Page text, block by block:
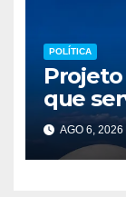
POLÍTICA
que
atuem
AGO 6, 2026